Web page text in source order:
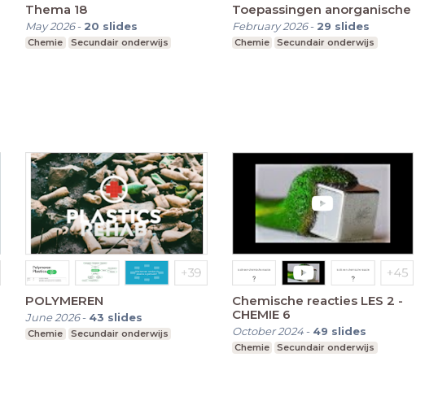
Thema 18
May 2026- 20 slides
Chemie Secundair onderwijs
Toepassingen anorganische
February 2026- 29 slides
Chemie Secundair onderwijs
POLYMEREN
June 2026- 43 slides
Chemie Secundair onderwijs
Chemische reacties LES 2 -
CHEMIE 6
October 2024- 49 slides
Chemie Secundair onderwijs